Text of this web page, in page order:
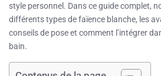
style personnel. Dans ce guide complet,
différents types de faïence blanche, les
conseils de pose et comment l’intégrer
bain.